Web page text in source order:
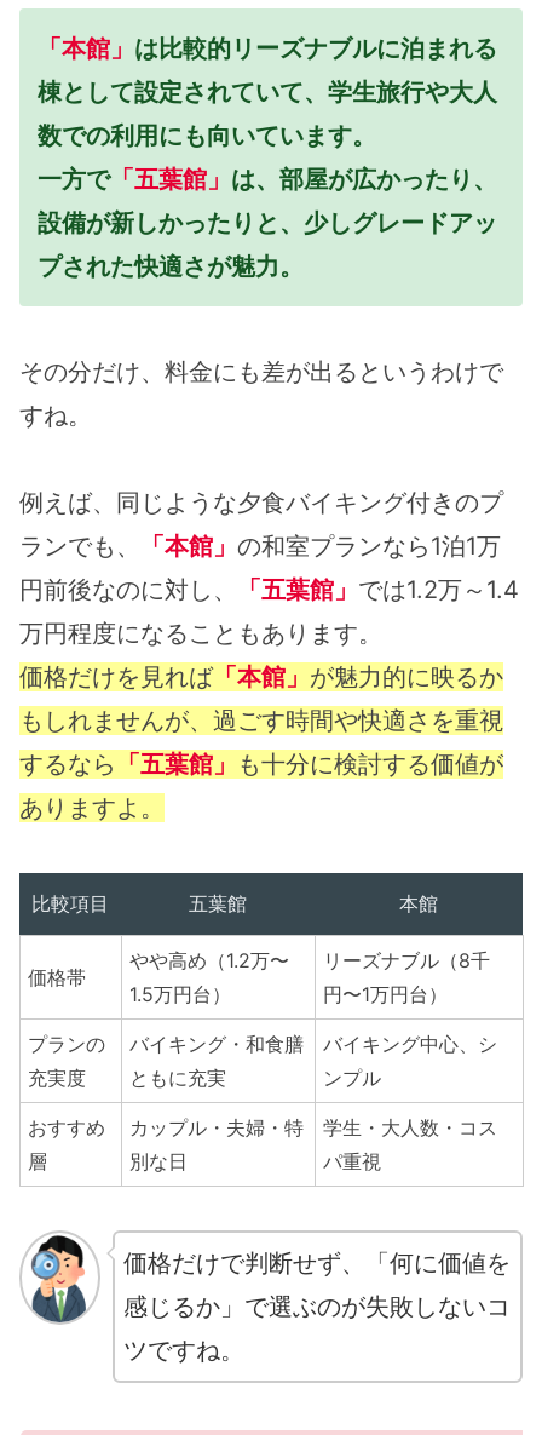
「本館」 は比較的リーズナブルに泊まれる
棟として設定されていて、学生旅行や大人
数での利用にも向いています。
一方で「五葉館」 は、部屋が広かったり、
設備が新しかったりと、少しグレードアッ
プされた快適さが魅力。
その分だけ、料金にも差が出るというわけで
すね。
例えば、同じような夕食バイキング付きのプ
ランでも、
「本館」 の和室プランなら1泊1万
円前後なのに対し、
「五葉館」 では1.2万～1.4
万円程度になることもあります。
価格だけを見れば「本館」 が魅力的に映るか
もしれませんが、過ごす時間や快適さを重視
するなら
「五葉館」 も十分に検討する価値が
ありますよ。
比較項目 五葉館 本館
価格帯
やや高め（1.2万〜
1.5万円台）
リーズナブル（8千
円〜1万円台）
プランの
充実度
バイキング・和食膳
ともに充実
バイキング中心、シ
ンプル
おすすめ
層
カップル・夫婦・特
別な日
学生・大人数・コス
パ重視
価格だけで判断せず、「何に価値を
感じるか」で選ぶのが失敗しないコ
ツですね。